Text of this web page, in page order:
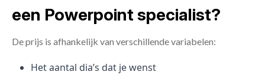
een Powerpoint specialist?
De prijs is afhankelijk van verschillende variabelen:
Het aantal dia’s dat je wenst